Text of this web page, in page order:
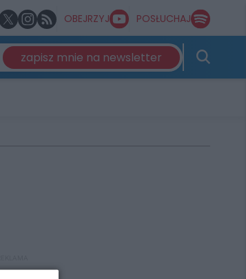
OBEJRZYJ POSŁUCHAJ
zapisz mnie na newsletter